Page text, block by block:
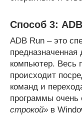
Способ 3:
ADB Run – это
компьютер. Весь
происходит
команд и
программы очень
строкой» в